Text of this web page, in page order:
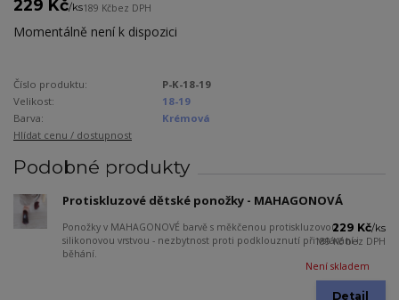
229 Kč/ks189 Kčbez DPH
Momentálně není k dispozici
Číslo produktu:
P-K-18-19
Velikost:
18-19
Barva:
Krémová
Hlídat cenu / dostupnost
Podobné produkty
Protiskluzové dětské ponožky - MAHAGONOVÁ
Ponožky v MAHAGONOVÉ barvě s měkčenou protiskluzovou
silikonovou vrstvou - nezbytnost proti podklouznutí při vstávání i
běhání.
229 Kč/ks
189 Kčbez DPH
Není skladem
Detail